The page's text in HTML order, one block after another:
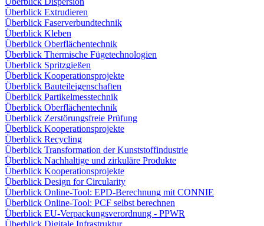
Überblick Extrudieren
Überblick Faserverbundtechnik
Überblick Kleben
Überblick Oberflächentechnik
Überblick Thermische Fügetechnologien
Überblick Spritzgießen
Überblick Kooperationsprojekte
Überblick Bauteileigenschaften
Überblick Partikelmesstechnik
Überblick Oberflächentechnik
Überblick Zerstörungsfreie Prüfung
Überblick Kooperationsprojekte
Überblick Recycling
Überblick Transformation der Kunststoffindustrie
Überblick Nachhaltige und zirkuläre Produkte
Überblick Kooperationsprojekte
Überblick Design for Circularity
Überblick Online-Tool: EPD-Berechnung mit CONNIE
Überblick Online-Tool: PCF selbst berechnen
Überblick EU-Verpackungsverordnung - PPWR
Überblick Digitale Infrastruktur